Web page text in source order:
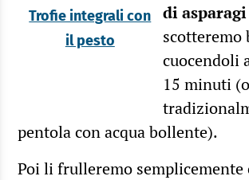
Trofie integrali con
il pesto
di asparagi
scotteremo
cuocendoli
15 minuti
pentola con acqua bollente).
Poi li frulleremo semplicemente